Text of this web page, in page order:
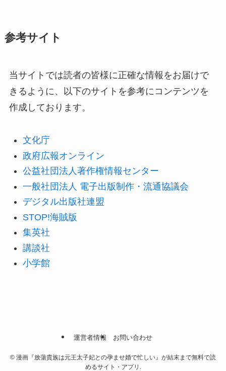
参考サイト
当サイトでは読者の皆様に正確な情報をお届けで
きるように、以下のサイトを参考にコンテンツを
作成しております。
文化庁
政府広報オンライン
公益社団法人著作権情報センター
一般社団法人 電子出版制作・流通協議会
デジタル出版社連盟
STOP!海賊版
集英社
講談社
小学館
運営者情報 お問い合わせ
© 漫画『放蕩貴族は元王太子妃との孕ませ婚で忙しい』が結末まで無料で読
めるサイト・アプリ.